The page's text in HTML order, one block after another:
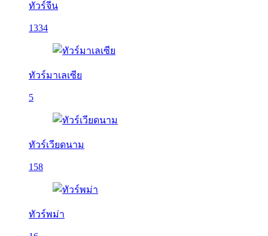
ทัวร์จีน
1334
ทัวร์มาเลเซีย
5
ทัวร์เวียดนาม
158
ทัวร์พม่า